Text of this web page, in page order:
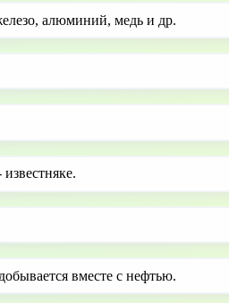
алюминий, медь и др.
вместе с нефтью.